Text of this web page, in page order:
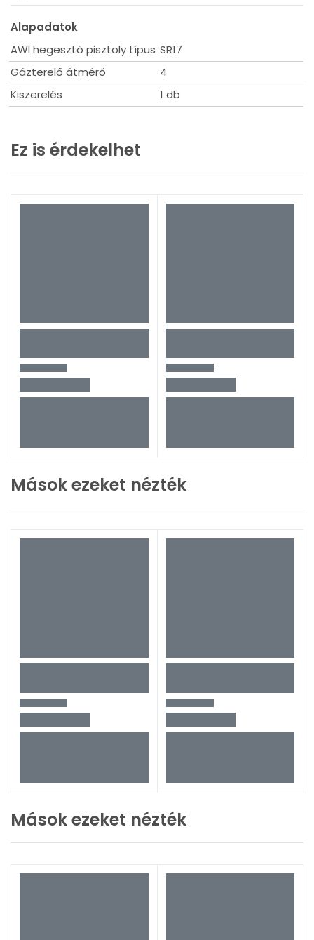
Alapadatok
AWI hegesztő pisztoly típus SR17
Gázterelő átmérő
4
Kiszerelés
1 db
Ez is érdekelhet
Mások ezeket nézték
Mások ezeket nézték